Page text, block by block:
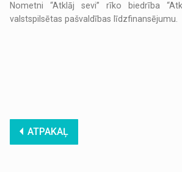
Nometni “Atklāj sevi” rīko biedrība
valstspilsētas pašvaldības līdzfinansējumu.
ATPAKAĻ